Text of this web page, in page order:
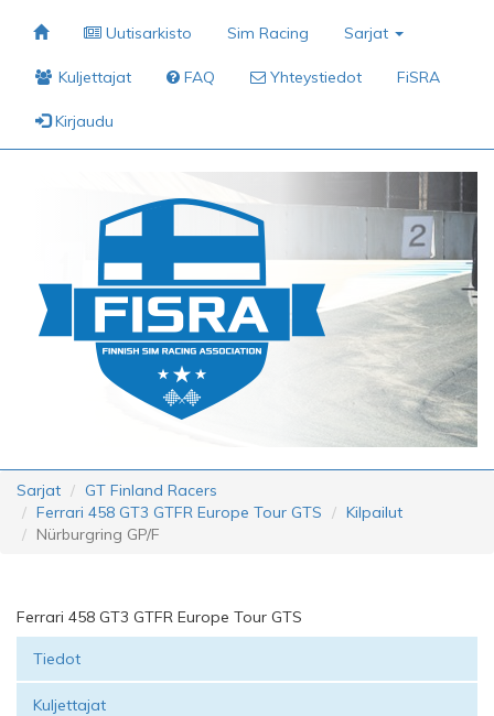
Uutisarkisto Sim Racing Sarjat
Kuljettajat FAQ Yhteystiedot FiSRA
Kirjaudu
Sarjat
GT Finland Racers
Ferrari 458 GT3 GTFR Europe Tour GTS
Kilpailut
Nürburgring GP/F
Ferrari 458 GT3 GTFR Europe Tour GTS
Tiedot
Kuljettajat